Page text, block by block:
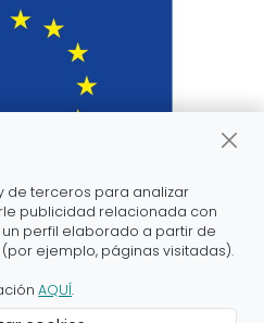
por el proyecto
de investigación e
de terceros para analizar
publicidad relacionada con
perfil elaborado a partir de
ejemplo, páginas visitadas).
AQUÍ.